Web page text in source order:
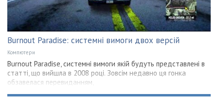
Burnout Paradise: системні вимоги двох версій
Компютери
Burnout Paradise, системні вимоги якій будуть представлені в
статті, що вийшла в 2008 році. Зовсім недавно ця гонка
обзавелася перевиданням,